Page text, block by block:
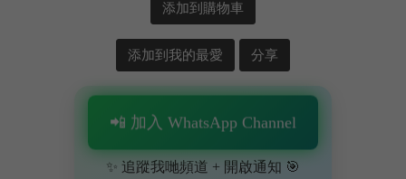
添加到購物車
添加到我的最愛 分享
📲 加入 WhatsApp Channel
✨ 追蹤我哋頻道 + 開啟通知 🎯